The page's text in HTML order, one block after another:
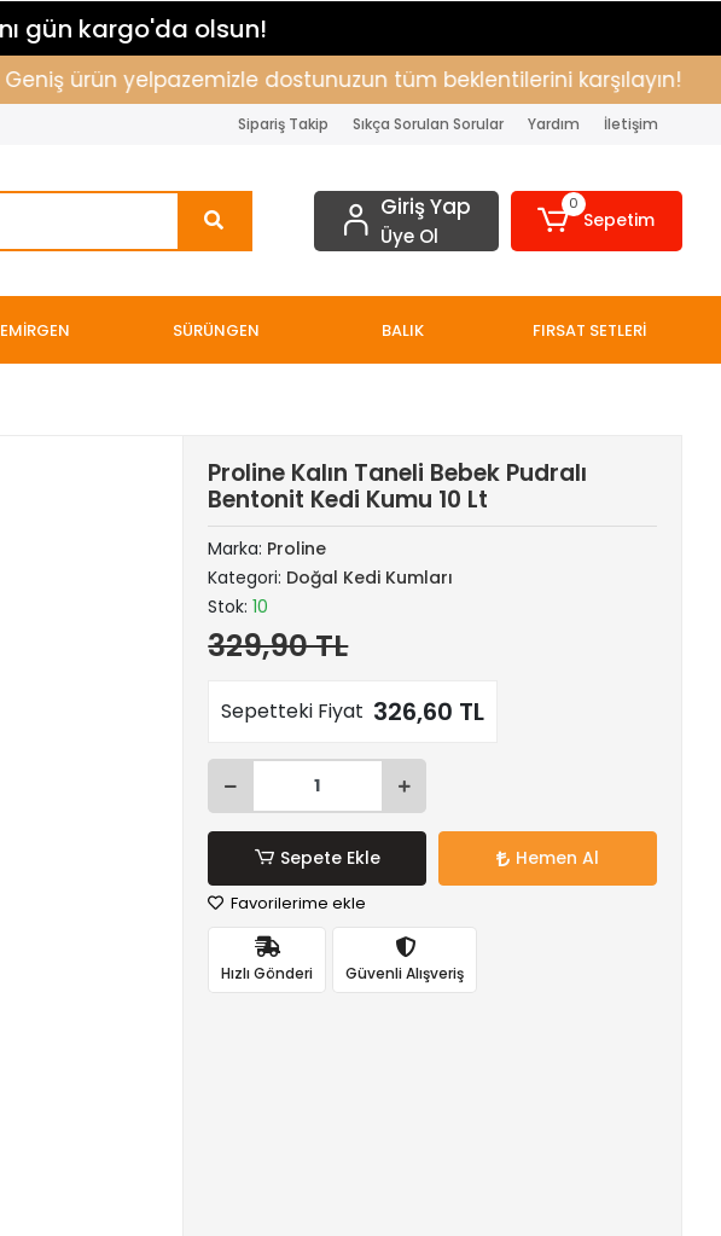
gün kargo'da olsun!
ürün yelpazemizle dostunuzun tüm beklentilerini karşılayın!
Sipariş Takip Sıkça Sorulan Sorular Yardım İletişim
Giriş Yap
Üye Ol
0
Sepetim
SÜRÜNGEN BALIK FIRSAT SETLERİ
Proline Kalın Taneli Bebek Pudralı
Bentonit Kedi Kumu 10 Lt
Marka: Proline
Kategori: Doğal Kedi Kumları
Stok:10
329,90 TL
Sepetteki Fiyat 326,60 TL
Sepete Ekle Hemen Al
Favorilerime ekle
Hızlı Gönderi Güvenli Alışveriş